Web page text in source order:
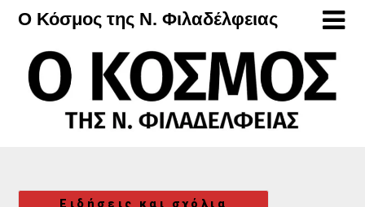
Μετάβαση
περιεχόμενο
Ο Κόσμος της Ν. Φιλαδέλφειας
Ειδήσεις και σχόλια